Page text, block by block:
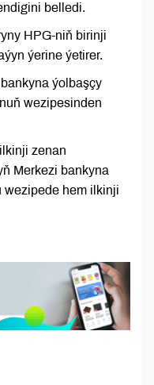
belledi.
HPG-niň birinji
ýerine ýetirer.
ýolbaşçy
wezipesinden
zenan
Merkezi bankyna
wezipede hem ilkinji